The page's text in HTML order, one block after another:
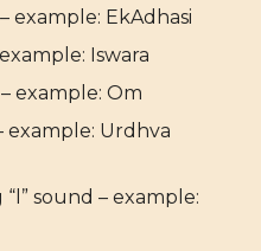
example: EkAdhasi
Iswara
example: Om
example: Urdhva
sound – example: